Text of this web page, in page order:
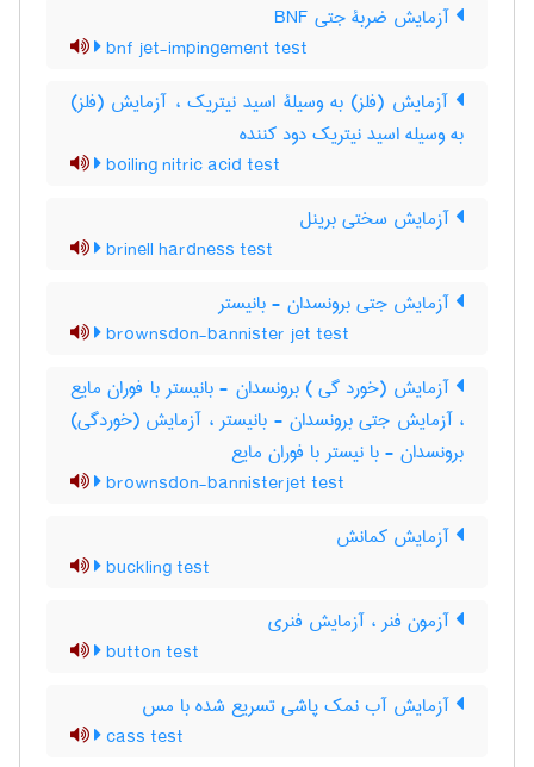
آزمایش ضربۀ جتی BNF
bnf jet-impingement test
آزمایش (فلز) به وسیلۀ اسید نیتریک ، آزمایش (فلز)
به وسیله اسید نیتریک دود کننده
boiling nitric acid test
آزمایش سختی برینل
brinell hardness test
آزمایش جتی برونسدان - بانیستر
brownsdon-bannister jet test
آزمایش (خورد گی ) برونسدان - بانیستر با فوران مایع
، آزمایش جتی برونسدان - بانیستر ، آزمایش (خوردگی)
برونسدان - با نیستر با فوران مایع
brownsdon-bannisterjet test
آزمایش کمانش
buckling test
آزمون فنر ، آزمایش فنری
button test
آزمایش آب نمک پاشی تسریع شده با مس
cass test